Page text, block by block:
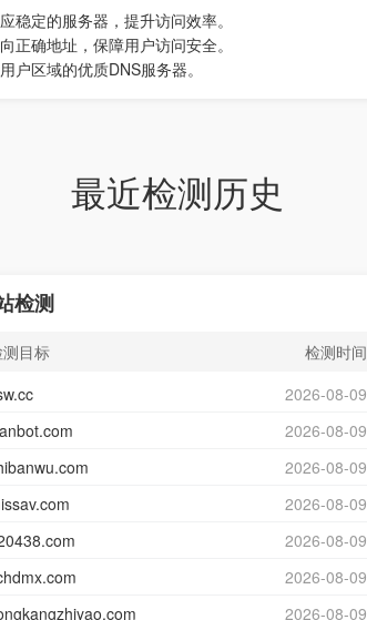
稳定的服务器，提升访问效率。
确地址，保障用户访问安全。
区域的优质DNS服务器。
最近检测历史
检测
目标
检测时间
2026-08-09
2026-08-09
2026-08-09
2026-08-09
2026-08-09
2026-08-09
2026-08-09